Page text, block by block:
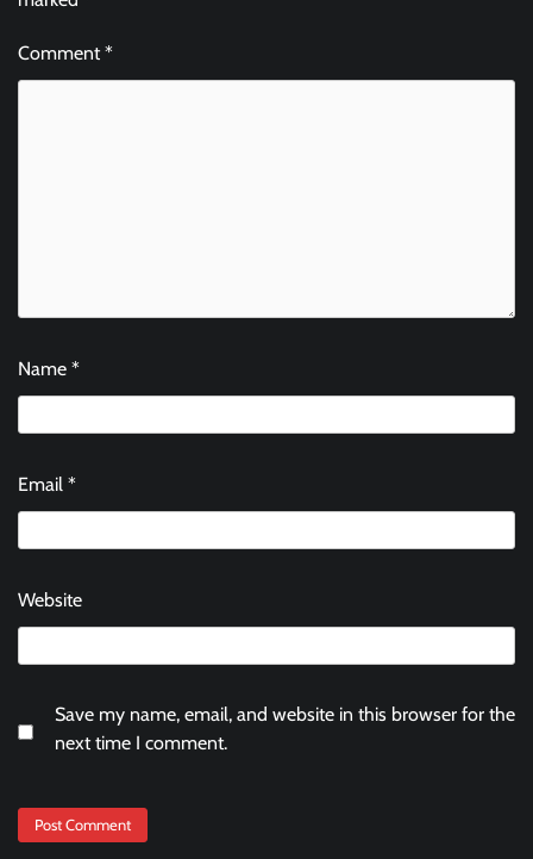
Comment*
Name *
Email *
Website
Save my name, email, and website in this browser for the
next time I comment.